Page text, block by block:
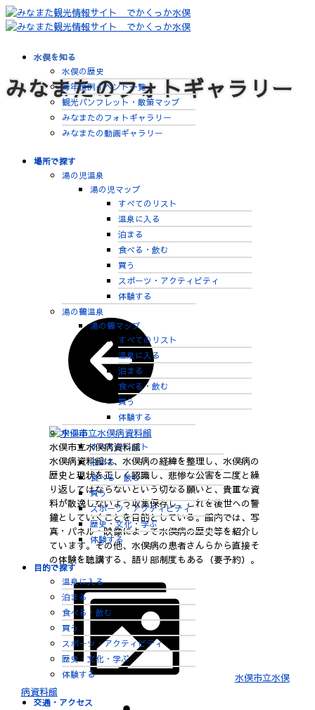
水俣を知る
水俣の歴史
毎年恒例イベント一覧
観光パンフレット・散策マップ
みなまたのフォトギャラリー
みなまたの動画ギャラリー
場所で探す
湯の児温泉
湯の児マップ
すべてのリスト
温泉に入る
泊まる
食べる・飲む
買う
スポーツ・アクティビティ
体験する
湯の鶴温泉
湯の鶴マップ
すべてのリスト
温泉に入る
泊まる
食べる・飲む
買う
体験する
中心部
すべてのリスト
泊まる
食べる・飲む
買う
スポーツ・アクティビティ
歴史・文化・学ぶ
体験する
目的で探す
温泉に入る
泊まる
食べる・飲む
買う
スポーツ・アクティビティ
歴史・文化・学ぶ
体験する
交通・アクセス
みなまたのフォトギャラリー
水俣市立水俣病資料館
水俣病資料館は、水俣病の経緯を整理し、水俣病の
歴史と現状を正しく認識し、悲惨な公害を二度と繰
り返してはならないという切なる願いと、貴重な資
料が散逸しないよう収集保存し、これを後世への警
鐘としていくことを目的としている。館内では、写
真・パネル・映像によって水俣病の歴史等を紹介し
ています。その他、水俣病の患者さんらから直接そ
の体験を聴講する、語り部制度もある（要予約）。
水俣市立水俣
病資料館